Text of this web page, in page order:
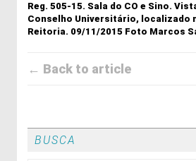
Reg. 505-15. Sala do CO e Sino.
Conselho Universitário, localizado
Reitoria. 09/11/2015 Foto Marcos
← Back to article
BUSCA